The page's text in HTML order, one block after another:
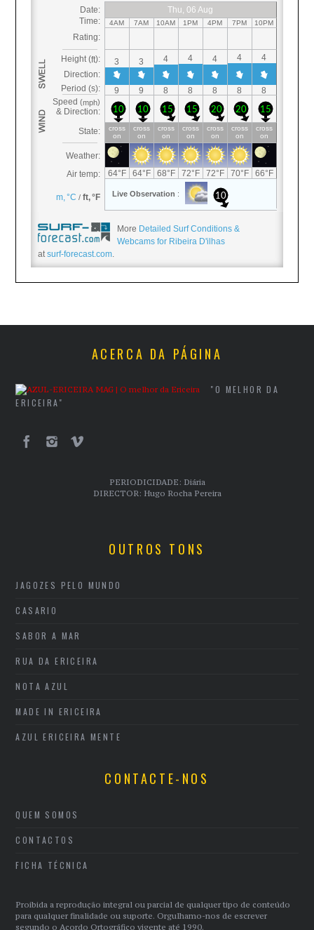
More Detailed Surf Conditions &
Webcams for Ribeira D'ilhas
atsurf-forecast.com.
ACERCA DA PÁGINA
"O MELHOR DA
ERICEIRA"
PERIODICIDADE: Diária
DIRECTOR: Hugo Rocha Pereira
OUTROS TONS
JAGOZES PELO MUNDO
CASARIO
SABOR A MAR
RUA DA ERICEIRA
NOTA AZUL
MADE IN ERICEIRA
AZUL ERICEIRA MENTE
CONTACTE-NOS
QUEM SOMOS
CONTACTOS
FICHA TÉCNICA
Proibida a reprodução integral ou parcial de qualquer tipo de conteúdo
para qualquer finalidade ou suporte. Orgulhamo-nos de escrever
segundo o Acordo Ortográfico vigente até 1990.